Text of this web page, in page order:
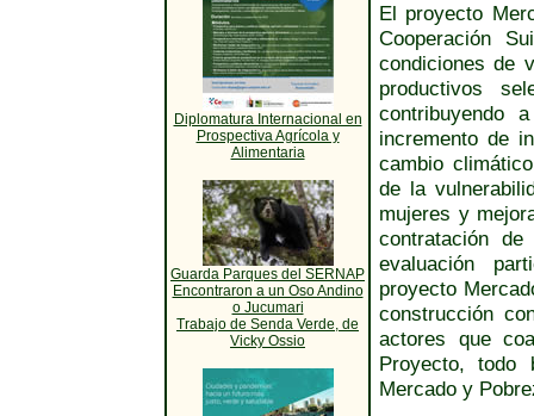
Diplomatura Internacional en
Prospectiva Agrícola y
Alimentaria
Guarda Parques del SERNAP
Encontraron a un Oso Andino
o Jucumari
Trabajo de Senda Verde, de
Vicky Ossio
El proyecto
Cooperación
condiciones de
productivos
contribuyendo
incremento de
cambio
de la
mujeres y
contratación
evaluación
proyecto
construcción
actores que
Proyecto, todo
Mercado y